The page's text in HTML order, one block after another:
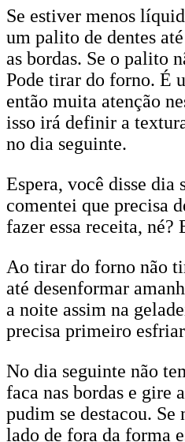
Se estiver menos
um palito de dentes
as bordas. Se o palito
Pode tirar do forno. É
então muita atenção
isso irá definir a
no dia seguinte.
Espera, você disse dia
comentei que precisa
fazer essa receita, né?
Ao tirar do forno não
até desenformar
a noite assim na
precisa primeiro
No dia seguinte não
faca nas bordas e gire
pudim se destacou. Se
lado de fora da forma